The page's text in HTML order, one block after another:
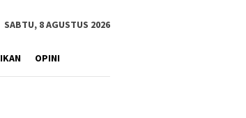
SABTU, 8 AGUSTUS 2026
OPINI